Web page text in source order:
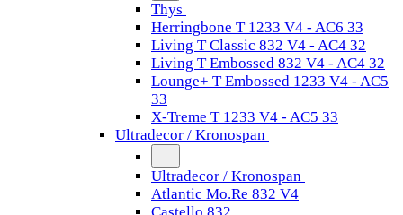
Thys
Herringbone T 1233 V4 - AC6 33
Living T Classic 832 V4 - AC4 32
Living T Embossed 832 V4 - AC4 32
Lounge+ T Embossed 1233 V4 - AC5
33
X-Treme T 1233 V4 - AC5 33
Ultradecor / Kronospan
Ultradecor / Kronospan
Atlantic Mo.Re 832 V4